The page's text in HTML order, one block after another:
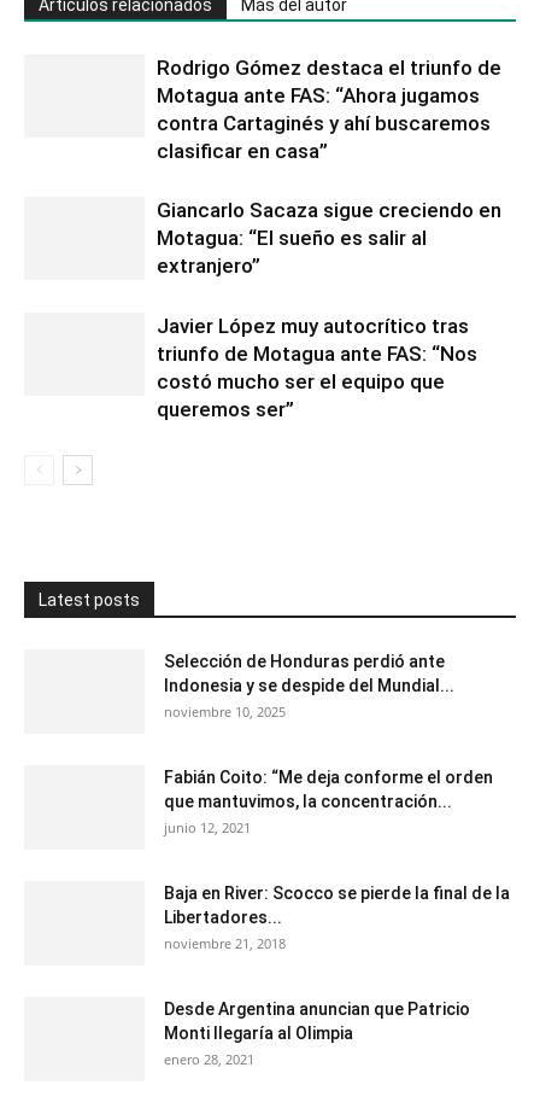
Artículos relacionados Más del autor
Rodrigo Gómez destaca el triunfo de
Motagua ante FAS: “Ahora jugamos
contra Cartaginés y ahí buscaremos
clasificar en casa”
Giancarlo Sacaza sigue creciendo en
Motagua: “El sueño es salir al
extranjero”
Javier López muy autocrítico tras
triunfo de Motagua ante FAS: “Nos
costó mucho ser el equipo que
queremos ser”
Latest posts
Selección de Honduras perdió ante
Indonesia y se despide del Mundial...
noviembre 10, 2025
Fabián Coito: “Me deja conforme el orden
que mantuvimos, la concentración...
junio 12, 2021
Baja en River: Scocco se pierde la final de la
Libertadores...
noviembre 21, 2018
Desde Argentina anuncian que Patricio
Monti llegaría al Olimpia
enero 28, 2021